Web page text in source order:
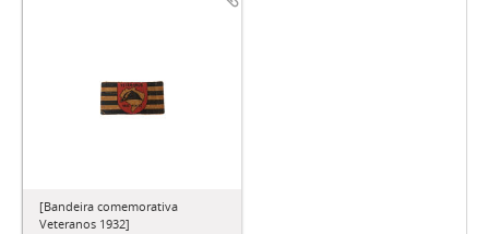
[Bandeira comemorativa
Veteranos 1932]